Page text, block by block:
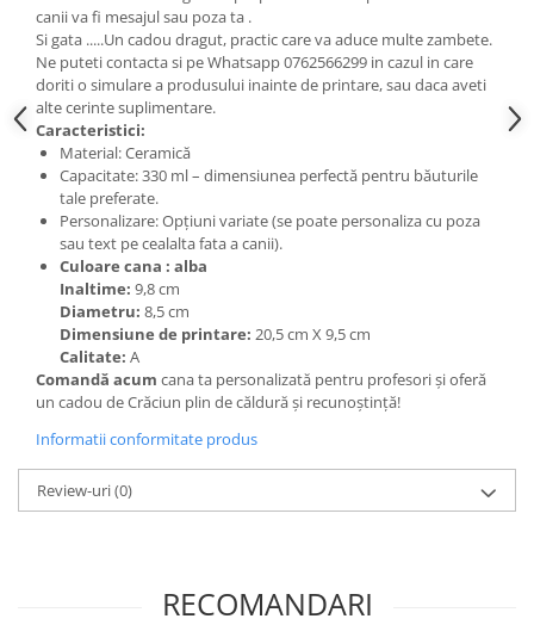
canii va fi mesajul sau poza ta .
Si gata .....Un cadou dragut, practic care va aduce multe zambete.
Ne puteti contacta si pe Whatsapp 0762566299 in cazul in care
doriti o simulare a produsului inainte de printare, sau daca aveti
alte cerinte suplimentare.
Caracteristici:
Material: Ceramică
Capacitate: 330 ml – dimensiunea perfectă pentru băuturile
tale preferate.
Personalizare: Opțiuni variate (se poate personaliza cu poza
sau text pe cealalta fata a canii).
Culoare cana : alba
Inaltime: 9,8 cm
Diametru: 8,5 cm
Dimensiune de printare: 20,5 cm X 9,5 cm
Calitate: A
Comandă acum cana ta personalizată pentru profesori și oferă
un cadou de Crăciun plin de căldură și recunoștință!
Informatii conformitate produs
Review-uri(0)
RECOMANDARI